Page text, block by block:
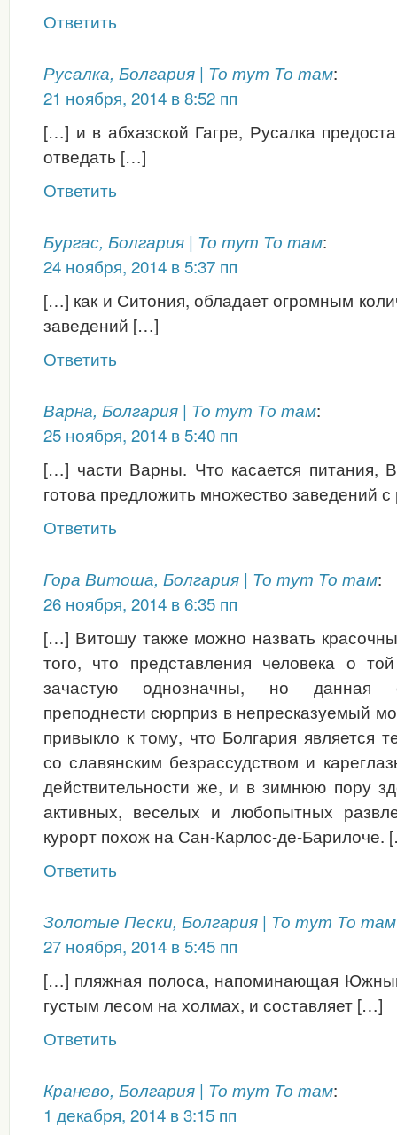
Ответить
Русалка, Болгария | То тут То там:
21 ноября, 2014 в 8:52 пп
[…] и в абхазской Гагре, Русалка
отведать […]
Ответить
Бургас, Болгария | То тут То там:
24 ноября, 2014 в 5:37 пп
[…] как и Ситония, обладает огромным
заведений […]
Ответить
Варна, Болгария | То тут То там:
25 ноября, 2014 в 5:40 пп
[…] части Варны. Что касается питания,
готова предложить множество заведений
Ответить
Гора Витоша, Болгария | То тут То там:
26 ноября, 2014 в 6:35 пп
[…] Витошу также можно назвать
того, что представления человека о
зачастую однозначны, но данная
преподнести сюрприз в непресказуемый
привыкло к тому, что Болгария является
со славянским безрассудством и
действительности же, и в зимнюю пору
активных, веселых и любопытных
курорт похож на Сан-Карлос-де-Барилоче.
Ответить
Золотые Пески, Болгария | То тут То там
27 ноября, 2014 в 5:45 пп
[…] пляжная полоса, напоминающая
густым лесом на холмах, и составляет […]
Ответить
Кранево, Болгария | То тут То там:
1 декабря, 2014 в 3:15 пп